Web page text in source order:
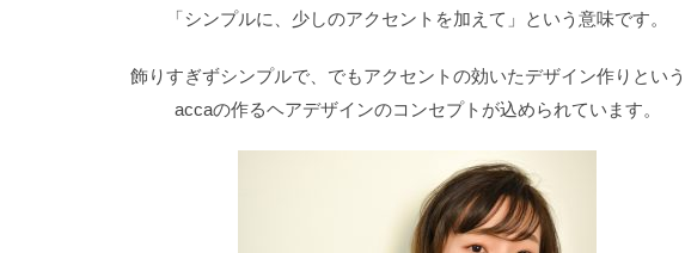
「シンプルに、少しのアクセントを加えて」という意味です。
飾りすぎずシンプルで、でもアクセントの効いたデザイン作りという
accaの作るヘアデザインのコンセプトが込められています。